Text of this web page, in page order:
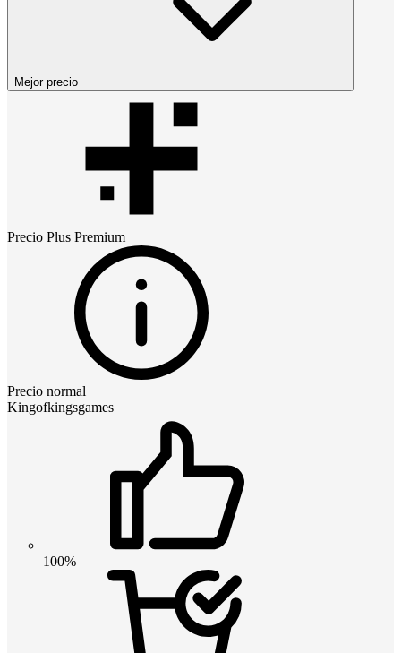
Mejor precio
Precio Plus Premium
Precio normal
Kingofkingsgames
100%